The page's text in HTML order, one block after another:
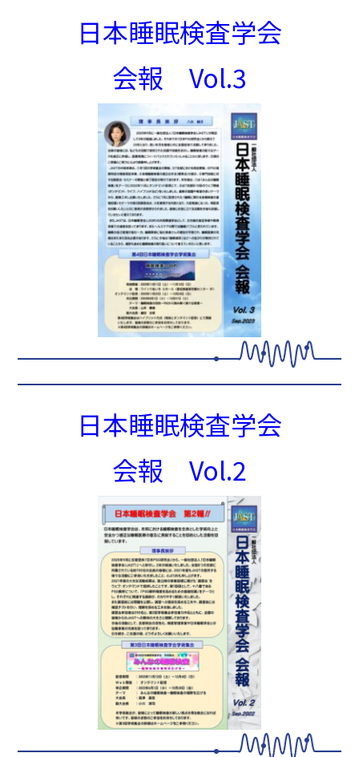
日本睡眠検査学会
会報 Vol.3
日本睡眠検査学会
会報 Vol.2